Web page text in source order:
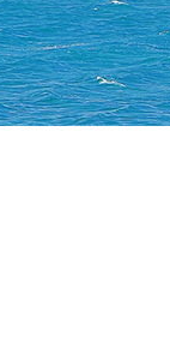
索支援プロジ
共創プロジェ